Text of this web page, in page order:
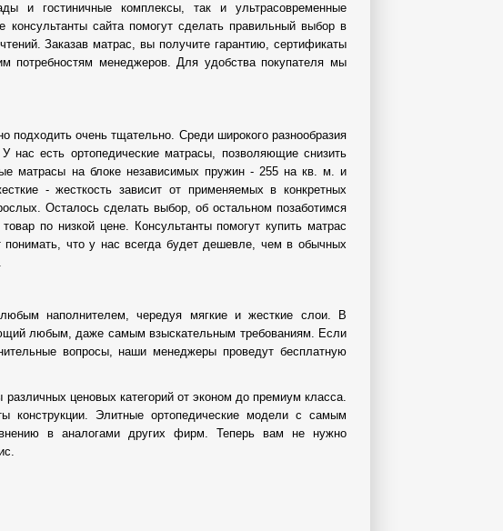
и гостиничные комплексы, так и ультрасовременные
сайта помогут сделать правильный выбор в
Заказав матрас, вы получите гарантию, сертификаты
потребностям менеджеров. Для удобства покупателя мы
подходить очень тщательно. Среди широкого разнообразия
есть ортопедические матрасы, позволяющие снизить
матрасы на блоке независимых пружин - 255 на кв. м. и
- жесткость зависит от применяемых в конкретных
Осталось сделать выбор, об остальном позаботимся
по низкой цене. Консультанты помогут купить матрас
что у нас всегда будет дешевле, чем в обычных
наполнителем, чередуя мягкие и жесткие слои. В
любым, даже самым взыскательным требованиям. Если
вопросы, наши менеджеры проведут бесплатную
ценовых категорий от эконом до премиум класса.
конструкции. Элитные ортопедические модели с самым
в аналогами других фирм. Теперь вам не нужно